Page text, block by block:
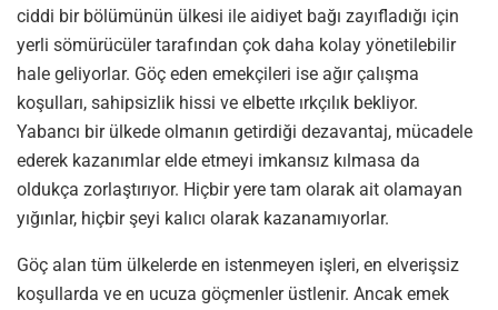
ciddi bir bölümünün ülkesi ile aidiyet bağı zayıfladığı için
yerli sömürücüler tarafından çok daha kolay yönetilebilir
hale geliyorlar. Göç eden emekçileri ise ağır çalışma
koşulları, sahipsizlik hissi ve elbette ırkçılık bekliyor.
Yabancı bir ülkede olmanın getirdiği dezavantaj, mücadele
ederek kazanımlar elde etmeyi imkansız kılmasa da
oldukça zorlaştırıyor. Hiçbir yere tam olarak ait olamayan
yığınlar, hiçbir şeyi kalıcı olarak kazanamıyorlar.
Göç alan tüm ülkelerde en istenmeyen işleri, en elverişsiz
koşullarda ve en ucuza göçmenler üstlenir. Ancak emek